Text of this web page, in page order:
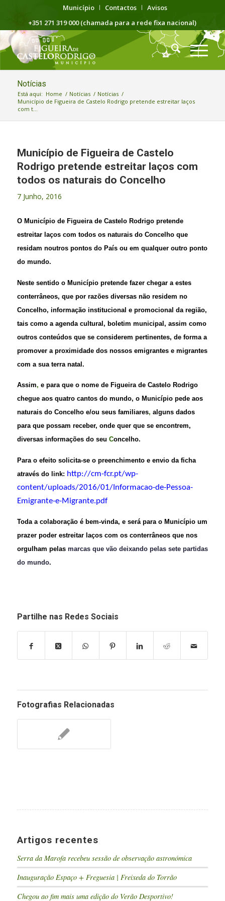
Município Contactos
Avisos
+351 271 319 000 (chamada para a rede fixa nacional)
Notícias
Está aqui: Home / Notícias / Notícias /
Município de Figueira de Castelo Rodrigo pretende estreitar laços
com t...
Município de Figueira de Castelo
Rodrigo pretende estreitar laços com
todos os naturais do Concelho
7 Junho, 2016
O Município de Figueira de Castelo Rodrigo pretende
estreitar laços com todos os naturais do Concelho que
residam noutros pontos do País ou em qualquer outro ponto
do mundo.
Neste sentido o Município pretende fazer chegar a estes
conterrâneos, que por razões diversas não residem no
Concelho, informação institucional e promocional da região,
tais como a agenda cultural, boletim municipal, assim como
outros conteúdos que se considerem pertinentes, de forma a
promover a proximidade dos nossos emigrantes e migrantes
com a sua terra natal.
Assim, e para que o nome de Figueira de Castelo Rodrigo
chegue aos quatro cantos do mundo, o Município pede aos
naturais do Concelho e/ou seus familiares, alguns dados
para que possam receber, onde quer que se encontrem,
diversas informações do seu Concelho.
Para o efeito solicita-se o preenchimento e envio da ficha
através do link: http://cm-fcr.pt/wp-
content/uploads/2016/01/Informacao-de-Pessoa-
Emigrante-e-Migrante.pdf
Toda a colaboração é bem-vinda, e será para o Município um
prazer poder estreitar laços com os conterrâneos que nos
orgulham pelas marcas que vão deixando pelas sete partidas
do mundo.
Partilhe nas Redes Sociais
Fotografias Relacionadas
Artigos recentes
Serra da Marofa recebeu sessão de observação astronómica
Inauguração Espaço + Freguesia | Freixeda do Torrão
Chegou ao fim mais uma edição do Verão Desportivo!